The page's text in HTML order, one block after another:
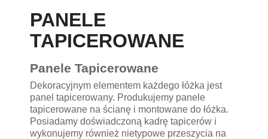
PANELE
TAPICEROWANE
Panele Tapicerowane
Dekoracyjnym elementem każdego łóżka jest
panel tapicerowany. Produkujemy panele
tapicerowane na ścianę i montowane do łóżka.
Posiadamy doświadczoną kadrę tapicerów i
wykonujemy również nietypowe przeszycia na